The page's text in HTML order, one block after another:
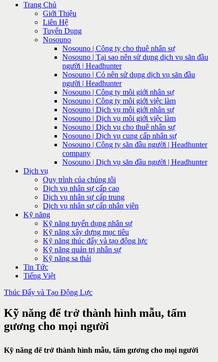
Trang Chủ
Giới Thiệu
Liên Hệ
Tuyển Dụng
Nosouno
Nosouno | Công ty cho thuê nhân sự
Nosouno | Tại sao nên sử dụng dịch vụ săn đầu
người | Headhunter
Nosouno | Có nên sử dụng dịch vụ săn đầu
người | Headhunter
Nosouno | Công ty môi giới nhân sự
Nosouno | Công ty môi giới việc làm
Nosouno | Dịch vụ môi giới nhân sự
Nosouno | Dịch vụ môi giới việc làm
Nosouno | Dịch vụ cho thuê nhân sự
Nosouno | Dịch vụ cung cấp nhân sự
Nosouno | Công ty săn đầu người | Headhunter
company
Nosouno | Dịch vụ săn đầu người | Headhunter
Dịch vụ
Quy trình của chúng tôi
Dịch vụ nhân sự cấp cao
Dịch vụ nhân sự cấp trung
Dịch vụ nhân sự cấp nhân viên
Kỹ năng
Kỹ năng tuyển dụng nhân sự
Kỹ năng xây dựng mục tiêu
Kỹ năng thúc đẩy và tạo động lực
Kỹ năng quản trị nhân sự
Kỹ năng sa thải
Tin Tức
Tiếng Việt
Thúc Đẩy và Tạo Động Lực
Kỹ năng để trở thành hình mẫu, tấm
gương cho mọi người
Kỹ năng để trở thành hình mẫu, tấm gương cho mọi người